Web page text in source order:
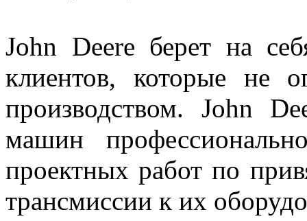
John Deere берет на
клиентов, которые не
производством. John
машин
проектных работ по
трансмиссии к их